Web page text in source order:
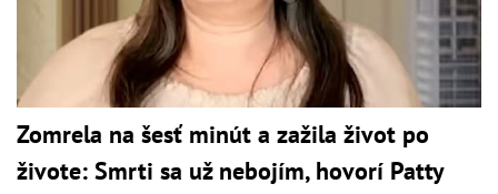
Zomrela na šesť minút a zažila život po
živote: Smrti sa už nebojím, hovorí Patty